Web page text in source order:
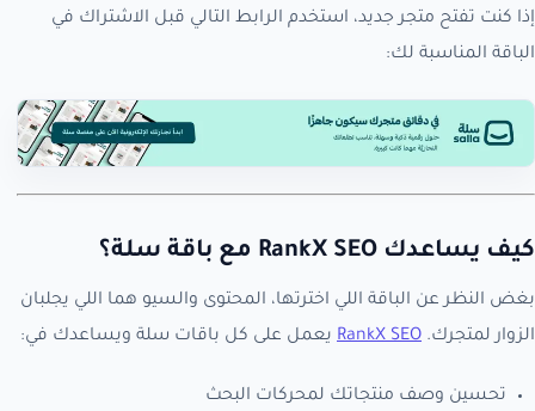
إذا كنت تفتح متجر جديد، استخدم الرابط التالي قبل الاشتراك في
الباقة المناسبة لك:
كيف يساعدك RankX SEO مع باقة سلة؟
بغض النظر عن الباقة اللي اخترتها، المحتوى والسيو هما اللي يجلبان
الزوار لمتجرك. RankX SEO يعمل على كل باقات سلة ويساعدك في:
تحسين وصف منتجاتك لمحركات البحث